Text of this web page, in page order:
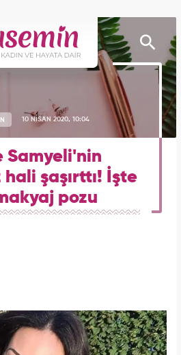
10 NİSAN 2020, 10:04
Samyeli'nin
hali şaşırttı! İşte
pozu